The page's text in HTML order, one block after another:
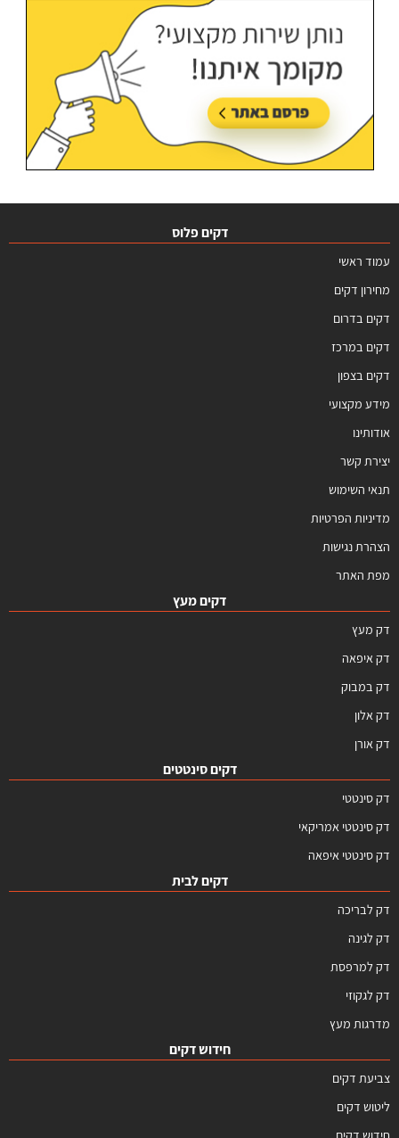
דקים פלוס
עמוד ראשי
מחירון דקים
דקים בדרום
דקים במרכז
דקים בצפון
מידע מקצועי
אודותינו
יצירת קשר
תנאי השימוש
מדיניות הפרטיות
הצהרת נגישות
מפת האתר
דקים מעץ
דק מעץ
דק איפאה
דק במבוק
דק אלון
דק אורן
דקים סינטטים
דק סינטטי
דק סינטטי אמריקאי
דק סינטטי איפאה
דקים לבית
דק לבריכה
דק לגינה
דק למרפסת
דק לגקוזי
מדרגות מעץ
חידוש דקים
צביעת דקים
ליטוש דקים